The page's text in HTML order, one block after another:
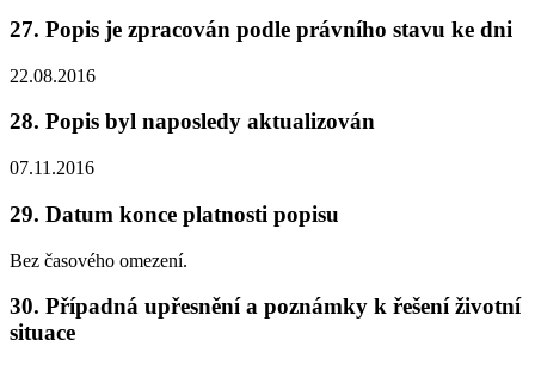
27. Popis je zpracován podle právního stavu ke dni
22.08.2016
28. Popis byl naposledy aktualizován
07.11.2016
29. Datum konce platnosti popisu
Bez časového omezení.
30. Případná upřesnění a poznámky k řešení životní
situace